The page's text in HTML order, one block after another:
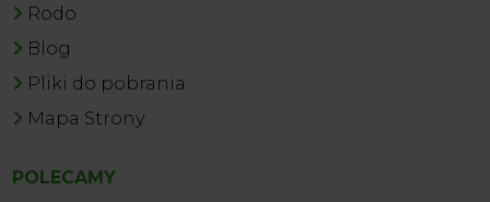
Rodo
Blog
Pliki do pobrania
Mapa Strony
POLECAMY